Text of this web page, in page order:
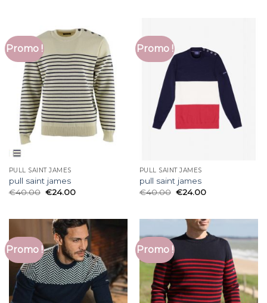
Promo !
PULL SAINT JAMES
pull saint james
€40.00 €24.00
Promo !
PULL SAINT JAMES
pull saint james
€40.00 €24.00
Promo ! Promo !